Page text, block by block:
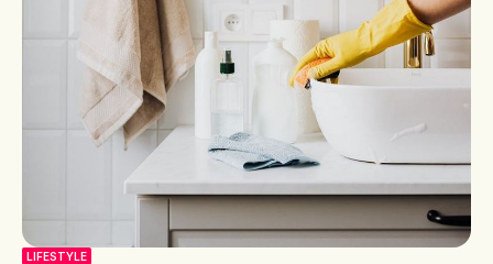
LIFESTYLE